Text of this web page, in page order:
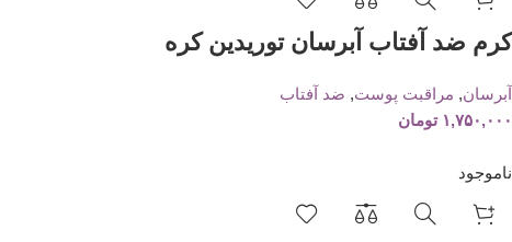
کرم ضد آفتاب آبرسان توریدین کره
آبرسان, مراقبت پوست, ضد آفتاب
۱,۷۵۰,۰۰۰ تومان
ناموجود